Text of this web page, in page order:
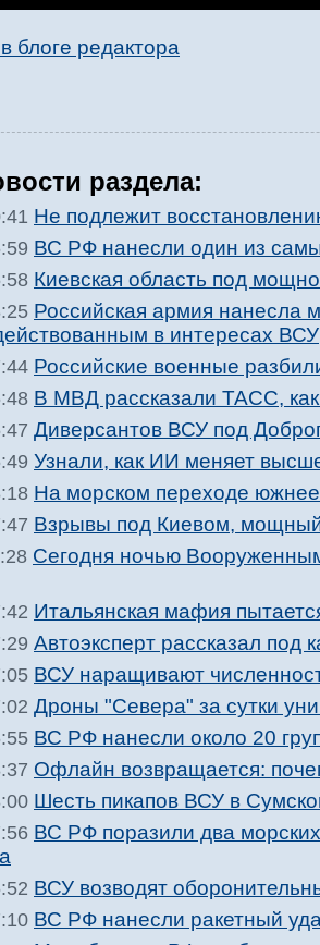
блоге редактора
раздела:
Не подлежит
ВС РФ нанесли один из
Киевская область под
Российская армия нанесла
в интересах ВСУ
Российские военные
В МВД рассказали ТАСС, как
Диверсантов ВСУ под
Узнали, как ИИ меняет
На морском переходе
Взрывы под Киевом,
Сегодня ночью
Итальянская мафия
Автоэксперт рассказал
ВСУ наращивают
Дроны "Севера" за сутки
ВС РФ нанесли около 20
Офлайн возвращается:
Шесть пикапов ВСУ в
ВС РФ поразили два
ВСУ возводят
ВС РФ нанесли ракетный